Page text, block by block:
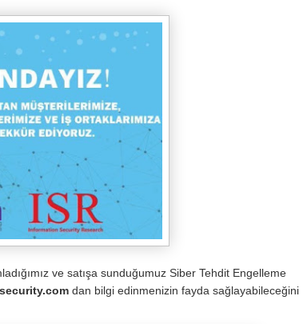
ve satışa sunduğumuz Siber Tehdit Engelleme
dan bilgi edinmenizin fayda sağlayabileceğini